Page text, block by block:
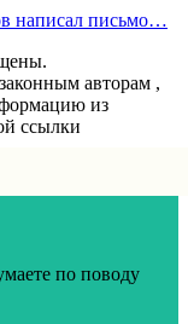
написал письмо…
авторам ,
из
ссылки
по поводу